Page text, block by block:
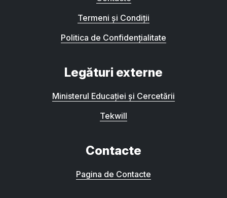
Termeni și Condiții
Politica de Confidențialitate
Legături externe
Ministerul Educației și Cercetării
Tekwill
Contacte
Pagina de Contacte